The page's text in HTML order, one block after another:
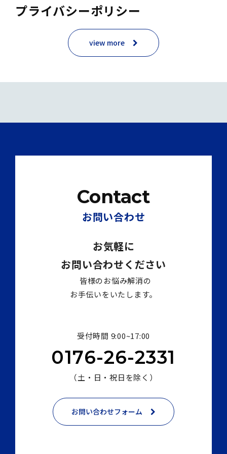
プライバシーポリシー
view more
Contact
お問い合わせ
受付時間 9:00~17:00
0176-26-2331
（土・日・祝日を除く）
お問い合わせフォーム